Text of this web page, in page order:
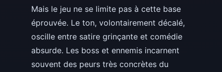
Mais le jeu ne se limite pas à cette base
éprouvée. Le ton, volontairement décalé,
oscille entre satire grinçante et comédie
absurde. Les boss et ennemis incarnent
souvent des peurs très concrètes du